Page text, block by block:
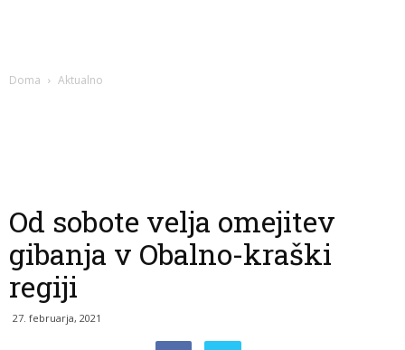
Doma Aktualno
Od sobote velja omejitev
gibanja v Obalno-kraški
regiji
27. februarja, 2021